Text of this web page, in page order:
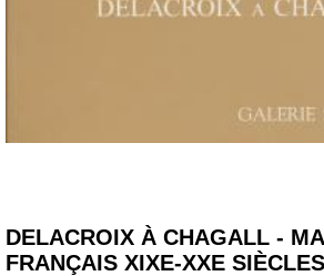
DELACROIX À CHAGALL -
FRANÇAIS XIXE-XXE